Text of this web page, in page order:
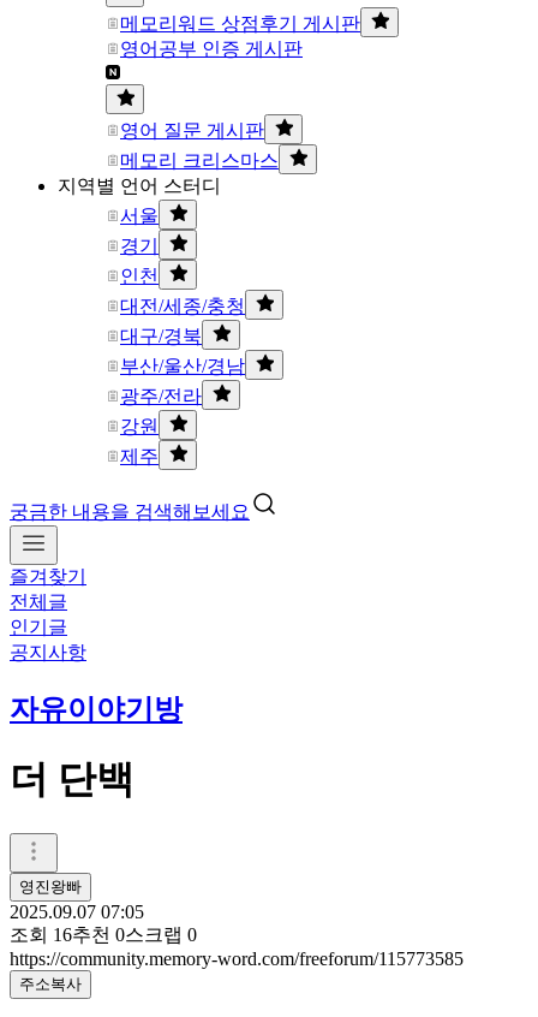
메모리워드 상점후기 게시판
영어공부 인증 게시판
영어 질문 게시판
메모리 크리스마스
지역별 언어 스터디
서울
경기
인천
대전/세종/충청
대구/경북
부산/울산/경남
광주/전라
강원
제주
궁금한 내용을 검색해보세요
즐겨찾기
전체글
인기글
공지사항
자유이야기방
더 단백
영진왕빠
2025.09.07 07:05
조회 16추천 0스크랩 0
https://community.memory-word.com/freeforum/115773585
주소복사